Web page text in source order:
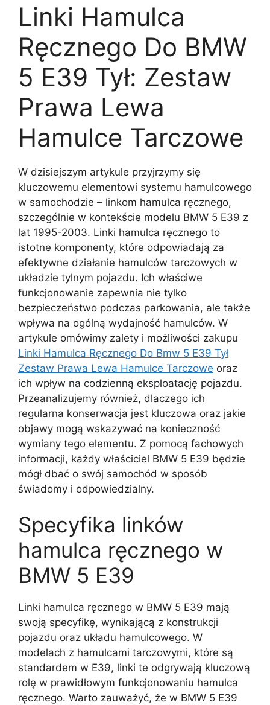
Linki Hamulca
Ręcznego Do BMW
5 E39 Tył: Zestaw
Prawa Lewa
Hamulce Tarczowe
W dzisiejszym artykule przyjrzymy się
kluczowemu elementowi systemu hamulcowego
w samochodzie – linkom hamulca ręcznego,
szczególnie w kontekście modelu BMW 5 E39 z
lat 1995-2003. Linki hamulca ręcznego to
istotne komponenty, które odpowiadają za
efektywne działanie hamulców tarczowych w
układzie tylnym pojazdu. Ich właściwe
funkcjonowanie zapewnia nie tylko
bezpieczeństwo podczas parkowania, ale także
wpływa na ogólną wydajność hamulców. W
artykule omówimy zalety i możliwości zakupu
Linki Hamulca Ręcznego Do Bmw 5 E39 Tył
Zestaw Prawa Lewa Hamulce Tarczowe oraz
ich wpływ na codzienną eksploatację pojazdu.
Przeanalizujemy również, dlaczego ich
regularna konserwacja jest kluczowa oraz jakie
objawy mogą wskazywać na konieczność
wymiany tego elementu. Z pomocą fachowych
informacji, każdy właściciel BMW 5 E39 będzie
mógł dbać o swój samochód w sposób
świadomy i odpowiedzialny.
Specyfika linków
hamulca ręcznego w
BMW 5 E39
Linki hamulca ręcznego w BMW 5 E39 mają
swoją specyfikę, wynikającą z konstrukcji
pojazdu oraz układu hamulcowego. W
modelach z hamulcami tarczowymi, które są
standardem w E39, linki te odgrywają kluczową
rolę w prawidłowym funkcjonowaniu hamulca
ręcznego. Warto zauważyć, że w BMW 5 E39